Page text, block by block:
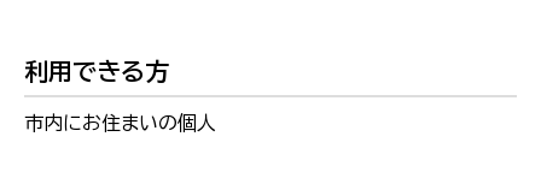
利用できる方
市内にお住まいの個人